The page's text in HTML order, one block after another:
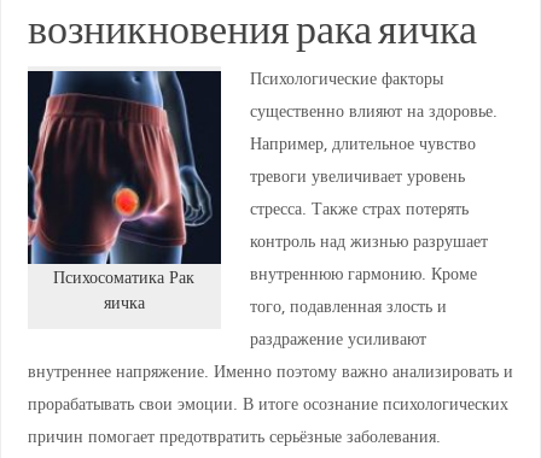
возникновения рака яичка
Психосоматика Рак
яичка
Психологические факторы
существенно влияют на здоровье.
Например, длительное чувство
тревоги увеличивает уровень
стресса. Также страх потерять
контроль над жизнью разрушает
внутреннюю гармонию. Кроме
того, подавленная злость и
раздражение усиливают
внутреннее напряжение. Именно поэтому важно анализировать и
прорабатывать свои эмоции. В итоге осознание психологических
причин помогает предотвратить серьёзные заболевания.